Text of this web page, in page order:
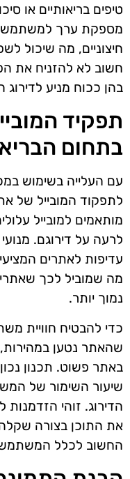
טיפים בריאותיים או
מספקת ערך
חיצוניים, מה שיכול
חשוב לא להזניח את
בהן ככוח מניע לדירוג
תפקיד
בתחום
עם העלייה בשימוש
לתפקוד המובייל של
מותאמים למובייל
לרעה על דירוגם.
עדיפות לאתרים
מה שמוביל לכך
נמוך יותר.
כדי להבטיח חוויית
שהאתר נטען במהירות,
באתר פשוט. תכנון
שיעור השימור של
הדירוג. זוהי
את התוכן בצורה
החשוב לכלל